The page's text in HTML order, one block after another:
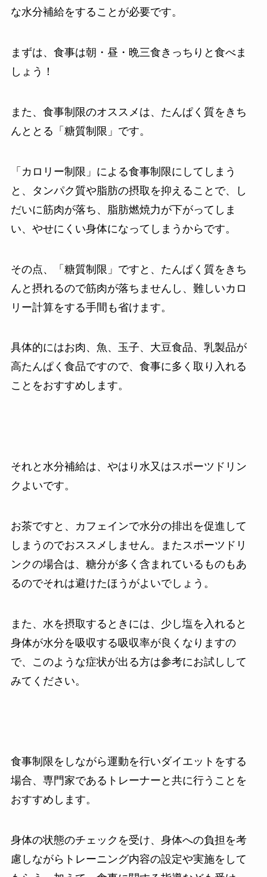
な水分補給をすることが必要です。
まずは、食事は朝・昼・晩三食きっちりと食べま
しょう！
また、食事制限のオススメは、たんぱく質をきち
んととる「糖質制限」です。
「カロリー制限」による食事制限にしてしまう
と、タンパク質や脂肪の摂取を抑えることで、し
だいに筋肉が落ち、脂肪燃焼力が下がってしま
い、やせにくい身体になってしまうからです。
その点、「糖質制限」ですと、たんぱく質をきち
んと摂れるので筋肉が落ちませんし、難しいカロ
リー計算をする手間も省けます。
具体的にはお肉、魚、玉子、大豆食品、乳製品が
高たんぱく食品ですので、食事に多く取り入れる
ことをおすすめします。
それと水分補給は、やはり水又はスポーツドリン
クよいです。
お茶ですと、カフェインで水分の排出を促進して
しまうのでおススメしません。またスポーツドリ
ンクの場合は、糖分が多く含まれているものもあ
るのでそれは避けたほうがよいでしょう。
また、水を摂取するときには、少し塩を入れると
身体が水分を吸収する吸収率が良くなりますの
で、このような症状が出る方は参考にお試しして
みてください。
食事制限をしながら運動を行いダイエットをする
場合、専門家であるトレーナーと共に行うことを
おすすめします。
身体の状態のチェックを受け、身体への負担を考
慮しながらトレーニング内容の設定や実施をして